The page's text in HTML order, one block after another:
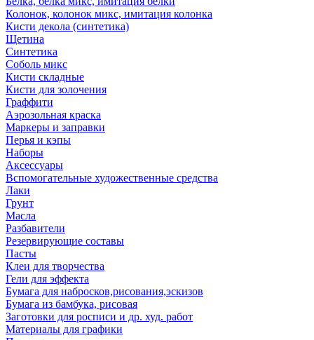
Колонок, колонок микс, имитация колонка
Кисти декола (синтетика)
Щетина
Синтетика
Соболь микс
Кисти складные
Кисти для золочения
Граффити
Аэрозольная краска
Маркеры и заправки
Перья и кэпы
Наборы
Аксессуары
Вспомогательные художественные средства
Лаки
Грунт
Масла
Разбавители
Резервирующие составы
Пасты
Клеи для творчества
Гели для эффекта
Бумага для набросков,рисования,эскизов
Бумага из бамбука, рисовая
Заготовки для росписи и др. худ. работ
Материалы для графики